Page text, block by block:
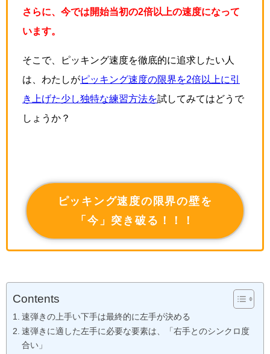
さらに、今では開始当初の2倍以上の速度になって
います。
そこで、ピッキング速度を徹底的に追求したい人
は、わたしがピッキング速度の限界を2倍以上に引
き上げた少し独特な練習方法を試してみてはどうで
しょうか？
ピッキング速度の限界の壁を
「今」突き破る！！！
Contents
速弾きの上手い下手は最終的に左手が決める
速弾きに適した左手に必要な要素は、「右手とのシンクロ度
合い」